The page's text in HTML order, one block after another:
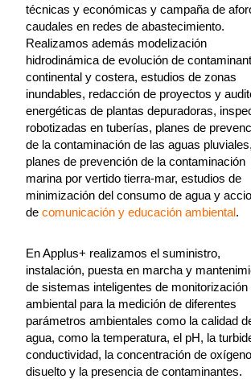
técnicas y económicas y campaña de
caudales en redes de abastecimiento.
Realizamos además modelización
hidrodinámica de evolución de
continental y costera, estudios de zonas
inundables, redacción de proyectos y
energéticas de plantas depuradoras,
robotizadas en tuberías, planes de
de la contaminación de las aguas pluviales,
planes de prevención de la contaminación
marina por vertido tierra-mar, estudios de
minimización del consumo de agua y
de comunicación y educación ambiental.
En Applus+ realizamos el suministro,
instalación, puesta en marcha y
de sistemas inteligentes de monitorización
ambiental para la medición de diferentes
parámetros ambientales como la calidad
agua, como la temperatura, el pH, la
conductividad, la concentración de oxígeno
disuelto y la presencia de contaminantes.